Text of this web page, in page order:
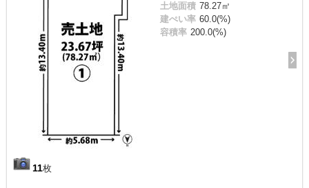
11枚
土地面積 78.27㎡
建ぺい率 60.0(%)
容積率 200.0(%)